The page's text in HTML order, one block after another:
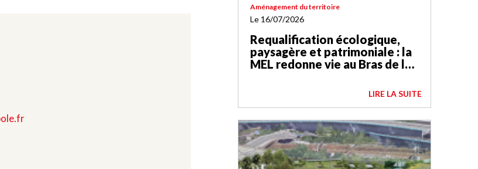
Aménagement du territoire
Le 16/07/2026
Requalification écologique,
paysagère et patrimoniale : la
MEL redonne vie au Bras de la
LIRE LA SUITE